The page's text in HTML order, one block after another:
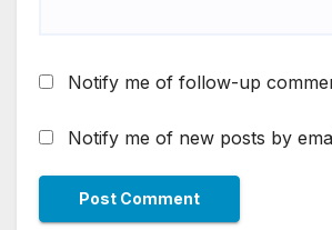
Notify me of follow-up
Notify me of new posts by